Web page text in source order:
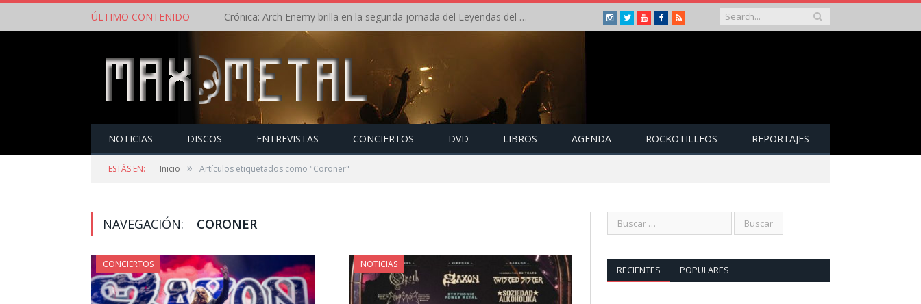
ÚLTIMO CONTENIDO Crónica: Arch Enemy brilla en la segunda jornada del Leyendas del Rock – Jueves – Agosto 2026 Instagram
TwitterYoutubeFacebook
RSS
NOTICIAS DISCOS ENTREVISTAS CONCIERTOS DVD LIBROS AGENDA ROCKOTILLEOS REPORTAJES
ESTÁS EN: Inicio » Artículos etiquetados como "Coroner"
NAVEGACIÓN: CORONER
CONCIERTOS NOTICIAS RECIENTES POPULARES